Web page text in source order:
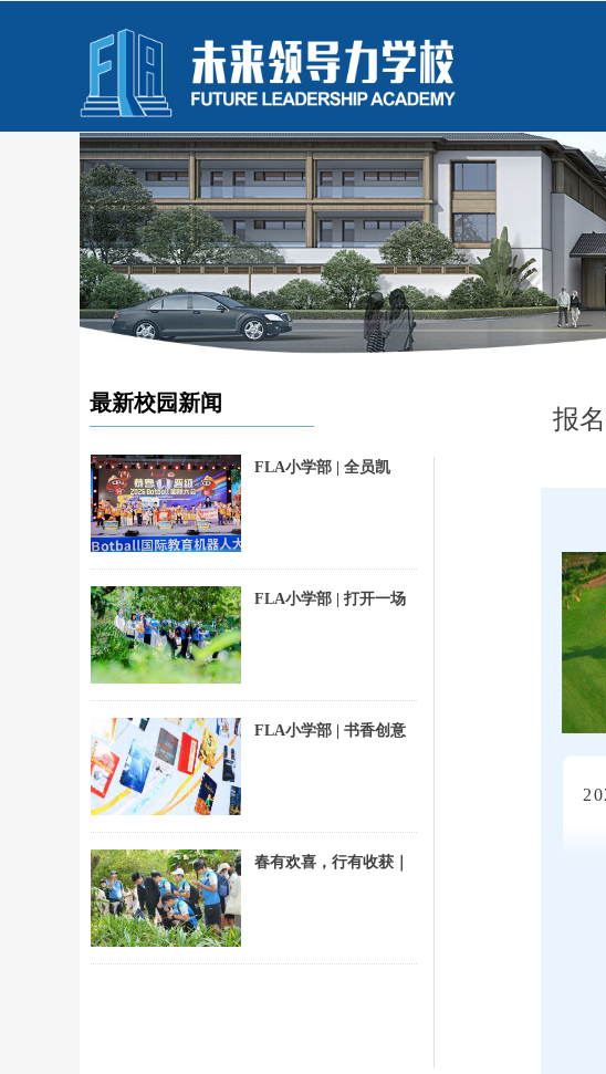
报
FLA小学部 | 全员凯
FLA小学部 | 打开一场
FLA小学部 | 书香创意
春有欢喜，行有收获｜
最新校园新闻